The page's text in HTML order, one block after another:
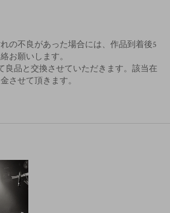
の不良があった場合には、作品到着後5
お願いします。
良品と交換させていただきます。該当在
させて頂きます。